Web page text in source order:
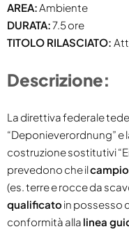
AREA:Ambiente
DURATA:7.5 ore
TITOLO RILASCIATO:
Descrizione:
La direttiva federale
“Deponieverordnung” e
costruzione sostitutivi
prevedono che il
(es. terre e rocce da
qualificato in possesso
conformità alla linea